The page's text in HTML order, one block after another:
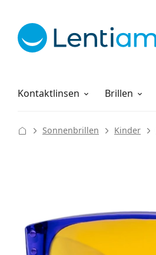
Kontaktlinsen
Pflegemittel Brillen
Alles über den Einkauf
Sonnenbrillen Kinder